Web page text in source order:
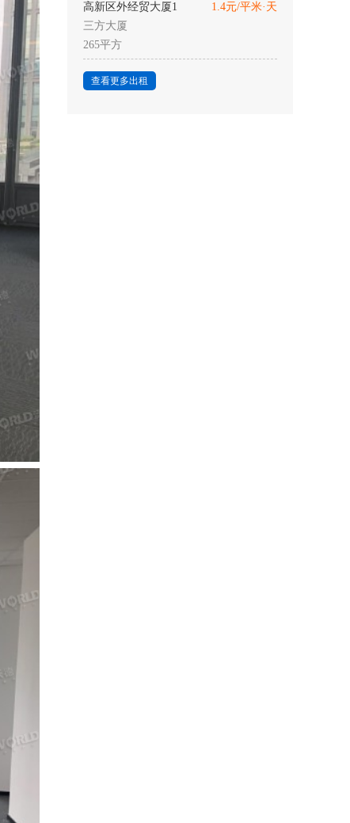
高新区外经贸大厦1
1.4元/平米·天
三方大厦
265平方
查看更多出租